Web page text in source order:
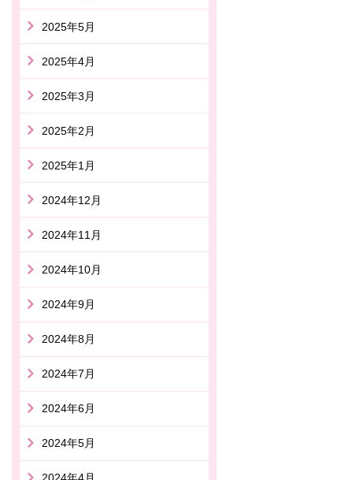
2025年5月
2025年4月
2025年3月
2025年2月
2025年1月
2024年12月
2024年11月
2024年10月
2024年9月
2024年8月
2024年7月
2024年6月
2024年5月